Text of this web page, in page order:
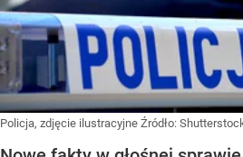
Policja, zdjęcie ilustracyjne Źródło: